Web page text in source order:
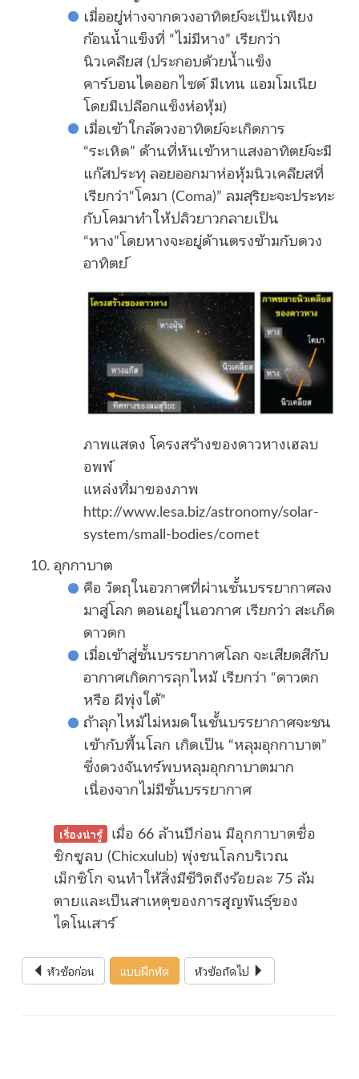
เมื่ออยู่ห่างจากดวงอาทิตย์จะเป็นเพียง
ก้อนน้ำแข็งที่ “ไม่มีหาง” เรียกว่า
นิวเคลียส (ประกอบด้วยน้ำแข็ง
คาร์บอนไดออกไซด์ มีเทน แอมโมเนีย
โดยมีเปลือกแข็งห่อหุ้ม)
เมื่อเข้าใกล้ดวงอาทิตย์จะเกิดการ
“ระเหิด” ด้านที่หันเข้าหาแสงอาทิตย์จะมี
แก๊สประทุ ลอยออกมาห่อหุ้มนิวเคลียสที่
เรียกว่า“โคมา (Coma)” ลมสุริยะจะประทะ
กับโคมาทำให้ปลิวยาวกลายเป็น
“หาง”โดยหางจะอยู่ด้านตรงข้ามกับดวง
อาทิตย์
ภาพแสดง โครงสร้างของดาวหางเฮลบ
อพพ์
แหล่งที่มาของภาพ
http://www.lesa.biz/astronomy/solar-
system/small-bodies/comet
อุกกาบาต
คือ วัตถุในอวกาศที่ผ่านชั้นบรรยากาศลง
มาสู่โลก ตอนอยู่ในอวกาศ เรียกว่า สะเก็ด
ดาวตก
เมื่อเข้าสู่ชั้นบรรยากาศโลก จะเสียดสีกับ
อากาศเกิดการลุกไหม้ เรียกว่า “ดาวตก
หรือ ผีพุ่งใต้”
ถ้าลุกไหม้ไม่หมดในชั้นบรรยากาศจะชน
เข้ากับพื้นโลก เกิดเป็น “หลุมอุกกาบาต”
ซึ่งดวงจันทร์พบหลุมอุกกาบาตมาก
เนื่องจากไม่มีชั้นบรรยากาศ
เรื่องน่ารู้
เมื่อ 66 ล้านปีก่อน มีอุกกาบาตชื่อ
ชิกซูลบ (Chicxulub) พุ่งชนโลกบริเวณ
เม็กซิโก จนทำให้สิ่งมีชีวิตถึงร้อยละ 75 ล้ม
ตายและเป็นสาเหตุของการสูญพันธุ์ของ
ไดโนเสาร์
หัวข้อก่อน แบบฝึกหัด หัวข้อถัดไป